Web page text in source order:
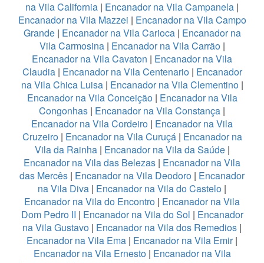
na Vila California | Encanador na Vila Campanela |
Encanador na Vila Mazzei | Encanador na Vila Campo
Grande| Encanador na Vila Carioca| Encanador na
Vila Carmosina| Encanador na Vila Carrão|
Encanador na Vila Cavaton | Encanador na Vila
Claudia| Encanador na Vila Centenario| Encanador
na Vila Chica Luisa | Encanador na Vila Clementino|
Encanador na Vila Conceição| Encanador na Vila
Congonhas | Encanador na Vila Constança |
Encanador na Vila Cordeiro | Encanador na Vila
Cruzeiro | Encanador na Vila Curuçá | Encanador na
Vila da Rainha | Encanador na Vila da Saúde|
Encanador na Vila das Belezas | Encanador na Vila
das Mercês | Encanador na Vila Deodoro | Encanador
na Vila Diva | Encanador na Vila do Castelo |
Encanador na Vila do Encontro | Encanador na Vila
Dom Pedro II | Encanador na Vila do Sol | Encanador
na Vila Gustavo | Encanador na Vila dos Remedios |
Encanador na Vila Ema | Encanador na Vila Emir|
Encanador na Vila Ernesto| Encanador na Vila